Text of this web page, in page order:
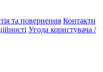
та повернення Контакти
Угода користувача /